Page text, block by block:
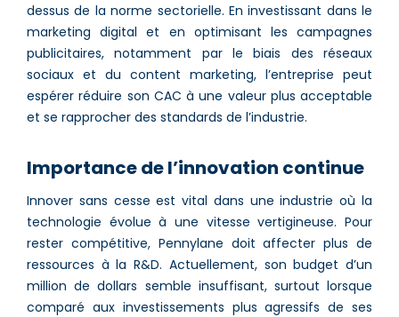
dessus de la norme sectorielle. En investissant dans le
marketing digital et en optimisant les campagnes
publicitaires, notamment par le biais des réseaux
sociaux et du content marketing, l’entreprise peut
espérer réduire son CAC à une valeur plus acceptable
et se rapprocher des standards de l’industrie.
Importance de l’innovation continue
Innover sans cesse est vital dans une industrie où la
technologie évolue à une vitesse vertigineuse. Pour
rester compétitive, Pennylane doit affecter plus de
ressources à la R&D. Actuellement, son budget d’un
million de dollars semble insuffisant, surtout lorsque
comparé aux investissements plus agressifs de ses